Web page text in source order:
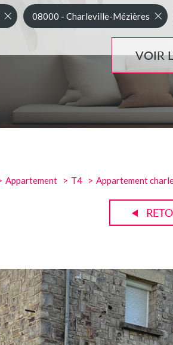
VOIR
08000 - Charleville-Mézières
Appartement T4 Appartement